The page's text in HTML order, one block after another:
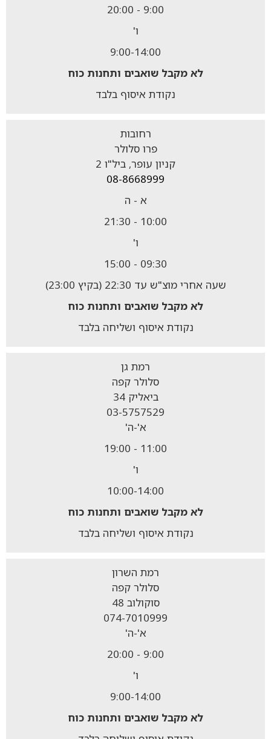
9:00 - 20:00
ו'
9:00-14:00
לא מקבל שואבים ותחנות כוח
נקודת איסוף בלבד
רחובות
פרו סלולר
קניון עופר, ביל"ו 2
08-8668999
א - ה
10:00 - 21:30
ו'
09:30 - 15:00
שעה אחרי מוצ"ש עד 22:30 (בקיץ 23:00)
לא מקבל שואבים ותחנות כוח
נקודת איסוף ושליחה בלבד
רמת גן
סלולר קפה
ביאליק 34
03-5757529
א'-ה'
11:00 - 19:00
ו'
10:00-14:00
לא מקבל שואבים ותחנות כוח
נקודת איסוף ושליחה בלבד
רמת השרון
סלולר קפה
סוקולוב 48
074-7010999
א'-ה'
9:00 - 20:00
ו'
9:00-14:00
לא מקבל שואבים ותחנות כוח